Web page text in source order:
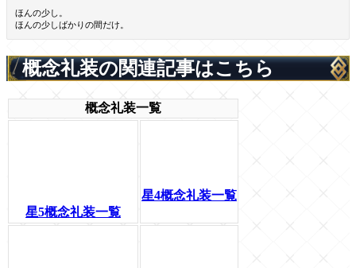
ほんの少し。
ほんの少しばかりの間だけ。
概念礼装の関連記事はこちら
概念礼装一覧
星5概念礼装一覧
星4概念礼装一覧